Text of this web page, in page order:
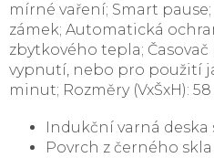
mírné vaření; Smart
zámek; Automatická
zbytkového tepla;
vypnutí, nebo pro použití
minut; Rozměry (VxŠxH): 58
Indukční varná deska
Povrch z černého